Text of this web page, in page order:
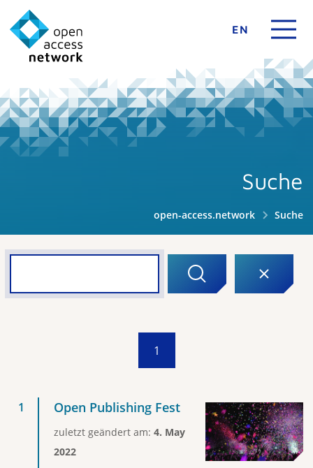
EN
Suche
open-access.network Suche
1
Open Publishing Fest
zuletzt geändert am: 4. May
2022